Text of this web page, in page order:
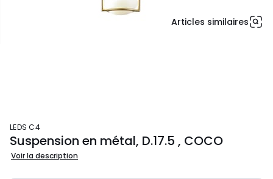
Articles similaires
LEDS C4
Suspension en métal, D.17.5 , COCO
Voir la description